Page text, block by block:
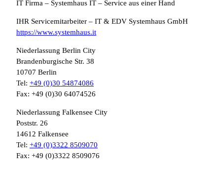
IT Firma – Systemhaus IT – Service aus einer Hand
IHR Servicemitarbeiter – IT & EDV Systemhaus GmbH
https://www.systemhaus.it
Niederlassung Berlin City
Brandenburgische Str. 38
10707 Berlin
Tel: +49 (0)30 54874086
Fax: +49 (0)30 64074526
Niederlassung Falkensee City
Poststr. 26
14612 Falkensee
Tel: +49 (0)3322 8509070
Fax: +49 (0)3322 8509076